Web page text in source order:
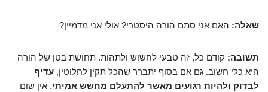
שאלה: האם אני סתם הורה היסטרי? אולי אני מדמיין?
תשובה: קודם כל, זה טבעי לחשוש ולתהות. תחושת בטן של הורה
היא כלי חשוב. גם אם בסוף יתברר שהכל תקין לחלוטין, עדיף
לבדוק ולהיות רגועים מאשר להתעלם מחשש אמיתי. אין שום